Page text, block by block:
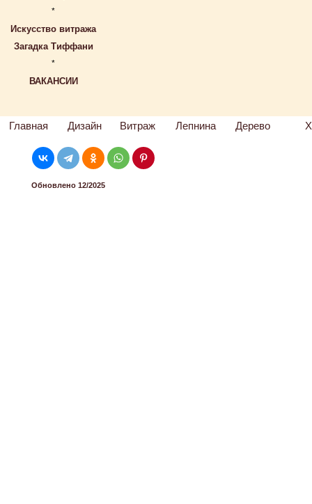
*
Искусство витража
Загадка Тиффани
*
ВАКАНСИИ
Главная Дизайн Витраж Лепнина Дерево
Обновлено 12/2025